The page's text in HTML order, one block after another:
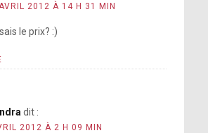
2012 À 14 H 31 MIN
le prix? :)
dit :
2012 À 2 H 09 MIN